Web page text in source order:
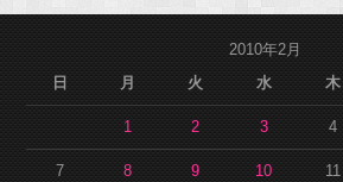
2010年2月
日
月 火 水 木
1 2 3 4
7 8 9 10 11